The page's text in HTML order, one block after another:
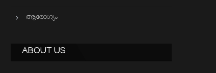
ആരോഗ്യം
ABOUT US